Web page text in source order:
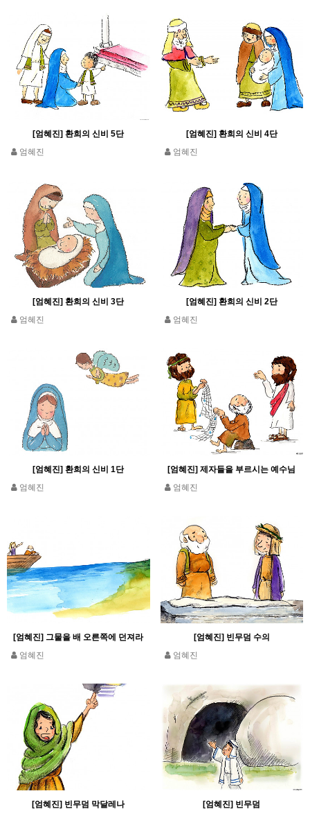
[엄혜진] 환희의 신비 5단
엄혜진
[엄혜진] 환희의 신비 4단
엄혜진
[엄혜진] 환희의 신비 3단
엄혜진
[엄혜진] 환희의 신비 2단
엄혜진
[엄혜진] 환희의 신비 1단
엄혜진
[엄혜진] 제자들을 부르시는 예수님
엄혜진
[엄혜진] 그물을 배 오른쪽에 던져라
엄혜진
[엄혜진] 빈무덤 수의
엄혜진
[엄혜진] 빈무덤 막달레나 [엄혜진] 빈무덤